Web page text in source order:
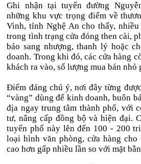
Ghi nhận tại tuyến đường
những khu vực trọng điểm về
Vinh, tỉnh Nghệ An cho thấy, nhiều
trong tình trạng cửa đóng then cài,
báo sang nhượng, thanh lý hoặc
doanh. Trong khi đó, các cửa hàng
khách ra vào, số lượng mua bán nhỏ
Điểm đáng chú ý, nơi đây từng
“vàng” dùng để kinh doanh, buôn
địa ngay trung tâm thành phố, với
tư, nâng cấp đồng bộ và hiện đại.
tuyến phố này lên đến 100 - 200
loại hình văn phòng, cửa hàng
cao hơn gấp nhiều lần so với mặt